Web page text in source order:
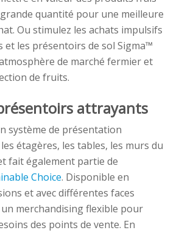
quantité pour une meilleure
Ou stimulez les achats impulsifs
et les présentoirs de sol Sigma™
de marché fermier et
de fruits.
attrayants
système de présentation
étagères, les tables, les murs du
fait également partie de
Choice. Disponible en
et avec différentes faces
merchandising flexible pour
des points de vente. En